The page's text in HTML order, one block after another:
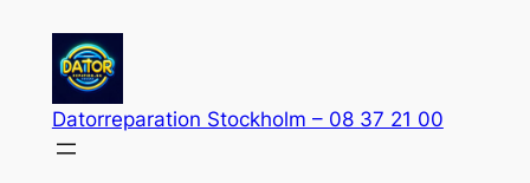
innehåll
Datorreparation Stockholm – 08 37 21 00